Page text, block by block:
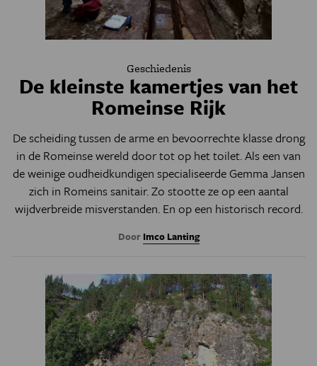
Geschiedenis
De kleinste kamertjes van het
Romeinse Rijk
De scheiding tussen de arme en bevoorrechte klasse drong
in de Romeinse wereld door tot op het toilet. Als een van
de weinige oudheidkundigen specialiseerde Gemma Jansen
zich in Romeins sanitair. Zo stootte ze op een aantal
wijdverbreide misverstanden. En op een historisch record.
Door Imco Lanting